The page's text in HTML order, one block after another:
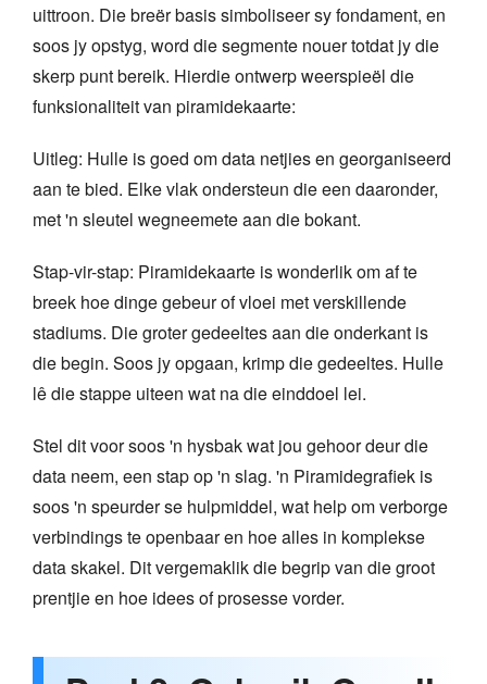
uittroon. Die breër basis simboliseer sy fondament, en
soos jy opstyg, word die segmente nouer totdat jy die
skerp punt bereik. Hierdie ontwerp weerspieël die
funksionaliteit van piramidekaarte:
Uitleg: Hulle is goed om data netjies en georganiseerd
aan te bied. Elke vlak ondersteun die een daaronder,
met 'n sleutel wegneemete aan die bokant.
Stap-vir-stap: Piramidekaarte is wonderlik om af te
breek hoe dinge gebeur of vloei met verskillende
stadiums. Die groter gedeeltes aan die onderkant is
die begin. Soos jy opgaan, krimp die gedeeltes. Hulle
lê die stappe uiteen wat na die einddoel lei.
Stel dit voor soos 'n hysbak wat jou gehoor deur die
data neem, een stap op 'n slag. 'n Piramidegrafiek is
soos 'n speurder se hulpmiddel, wat help om verborge
verbindings te openbaar en hoe alles in komplekse
data skakel. Dit vergemaklik die begrip van die groot
prentjie en hoe idees of prosesse vorder.